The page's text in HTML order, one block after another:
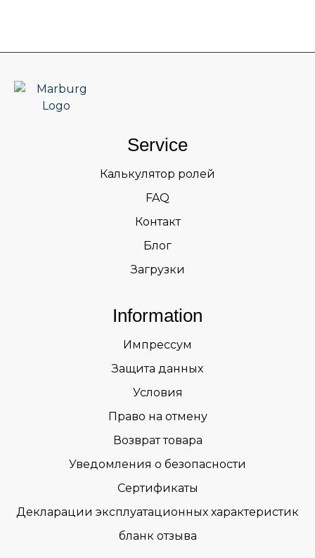
Service
Калькулятор ролей
FAQ
Контакт
Блог
Загрузки
Information
Импрессум
Защита данных
Условия
Право на отмену
Возврат товара
Уведомления о безопасности
Сертификаты
Декларации эксплуатационных характеристик
бланк отзыва